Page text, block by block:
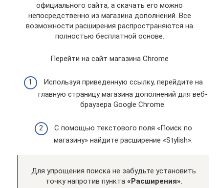
официального сайта, а скачать его можно
непосредственно из магазина дополнений. Все
возможности расширения распространяются на
полностью бесплатной основе.
Перейти на сайт магазина Chrome
Используя приведенную ссылку, перейдите на
главную страницу магазина дополнений для веб-
браузера Google Chrome.
С помощью текстового поля «Поиск по
магазину» найдите расширение «Stylish».
Для упрощения поиска не забудьте установить
точку напротив пункта «Расширения».